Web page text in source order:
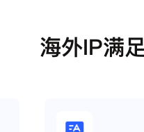
海外IP满